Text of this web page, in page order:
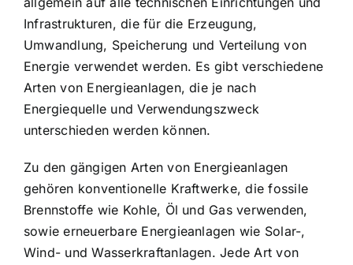
Infrastrukturen, die für die Erzeugung,
Umwandlung, Speicherung und Verteilung von
Energie verwendet werden. Es gibt verschiedene
Arten von Energieanlagen, die je nach
Energiequelle und Verwendungszweck
unterschieden werden können.
Zu den gängigen Arten von Energieanlagen
gehören konventionelle Kraftwerke, die fossile
Brennstoffe wie Kohle, Öl und Gas verwenden,
sowie erneuerbare Energieanlagen wie Solar-,
Wind- und Wasserkraftanlagen. Jede Art von